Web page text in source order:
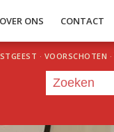
OVER ONS CONTACT
· VOORSCHOTEN ·